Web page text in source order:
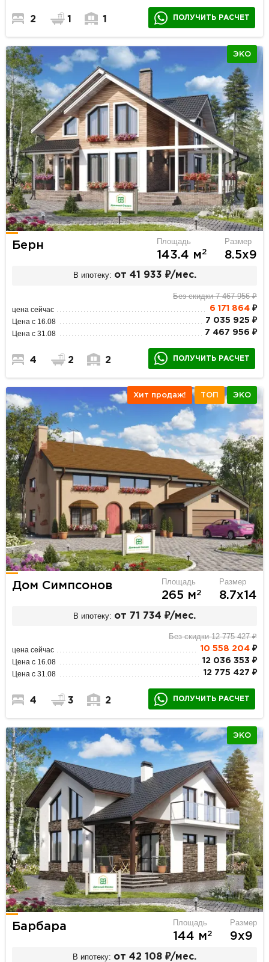
2 1 1 ПОЛУЧИТЬ РАСЧЕТ
ЭКО
Берн Площадь
143.4 м2
Размер
8.5х9
В ипотеку: от 41 933 ₽/мес.
Без скидки 7 467 956 ₽
цена сейчас 6 171 864₽
Цена с 16.08 7 035 925 ₽
Цена с 31.08 7 467 956 ₽
4 2 2 ПОЛУЧИТЬ РАСЧЕТ
Хит продаж! ТОП ЭКО
Дом Симпсонов Площадь
265 м2
Размер
8.7х14
В ипотеку: от 71 734 ₽/мес.
Без скидки 12 775 427 ₽
цена сейчас 10 558 204₽
Цена с 16.08 12 036 353 ₽
Цена с 31.08 12 775 427 ₽
4 3 2 ПОЛУЧИТЬ РАСЧЕТ
ЭКО
Барбара Площадь
144 м2
Размер
9х9
В ипотеку: от 42 108 ₽/мес.